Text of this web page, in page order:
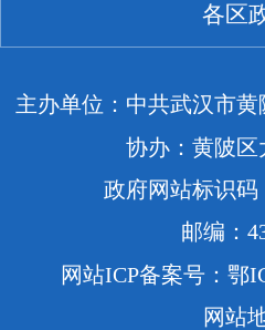
各区
主办单位：中共武汉市
协办：黄陂区
政府网站标识码
邮编：
网站ICP备案号：鄂
网站